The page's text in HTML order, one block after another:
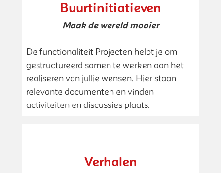
Buurtinitiatieven
Maak de wereld mooier
De functionaliteit Projecten helpt je om
gestructureerd samen te werken aan het
realiseren van jullie wensen. Hier staan
relevante documenten en vinden
activiteiten en discussies plaats.
Verhalen